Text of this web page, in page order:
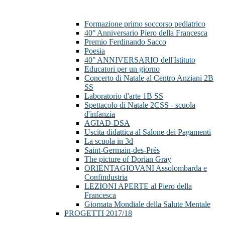
Formazione primo soccorso pediatrico
40° Anniversario Piero della Francesca
Premio Ferdinando Sacco
Poesia
40° ANNIVERSARIO dell'Istituto
Educatori per un giorno
Concerto di Natale al Centro Anziani 2B
SS
Laboratorio d'arte 1B SS
Spettacolo di Natale 2CSS - scuola
d'infanzia
AGIAD-DSA
Uscita didattica al Salone dei Pagamenti
La scuola in 3d
Saint-Germain-des-Prés
The picture of Dorian Gray
ORIENTAGIOVANI Assolombarda e
Confindustria
LEZIONI APERTE al Piero della
Francesca
Giornata Mondiale della Salute Mentale
PROGETTI 2017/18